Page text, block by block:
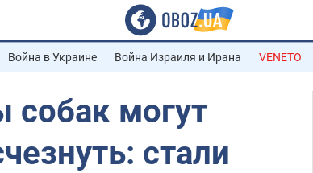
Война в Украине Война Израиля и Ирана VENETO
собак могут
стали